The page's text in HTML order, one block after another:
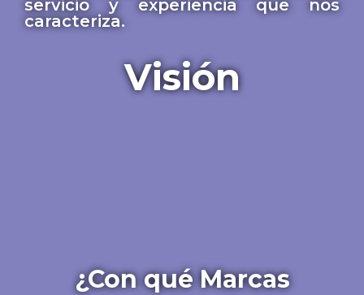
servicio y experiencia que nos
caracteriza.
Visión
¿Con qué Marcas